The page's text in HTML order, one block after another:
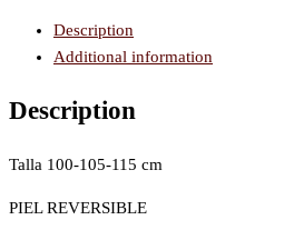
Description
Additional information
Description
Talla 100-105-115 cm
PIEL REVERSIBLE